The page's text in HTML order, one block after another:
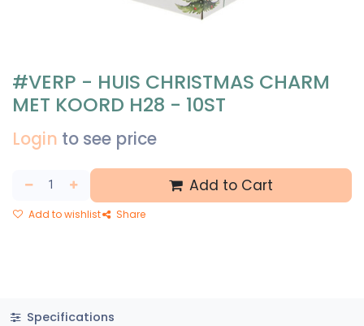
#VERP - HUIS CHRISTMAS CHARM
MET KOORD H28 - 10ST
Login to see price
Add to Cart
Add to wishlist Share
Specifications